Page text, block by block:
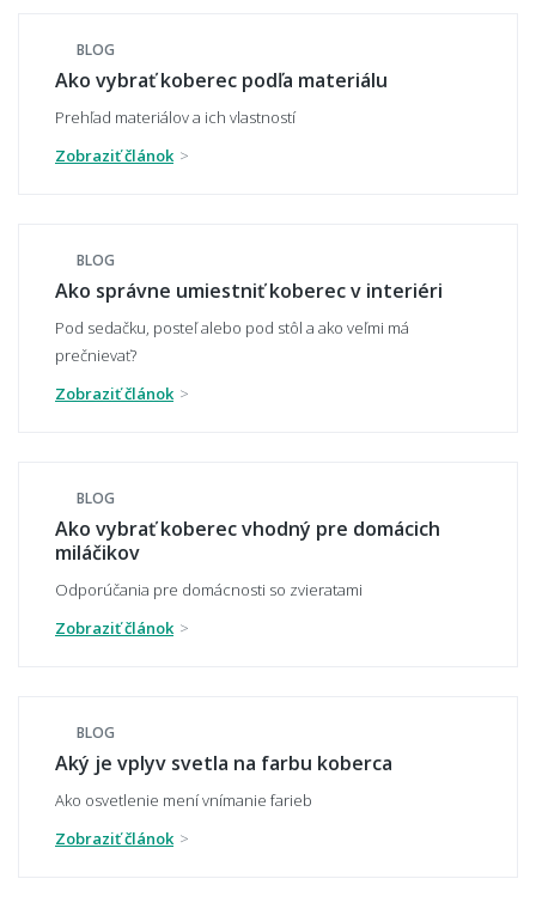
Aký veľký presah má mať koberec pod
Čo ak zvolím zlú veľkosť koberca?
Aký koberec je príjemný na chodenie
naboso?
Aký typ koberca je najpohodlnejší?
🧼 Čistenie a údržba
BLOG
Ako vybrať koberec podľa materiálu
Prehľad materiálov a ich vlastností
Zobraziť článok
BLOG
Ako správne umiestniť koberec v interiéri
Pod sedačku, posteľ alebo pod stôl a ako veľmi má
prečnievať?
Zobraziť článok
BLOG
Ako vybrať koberec vhodný pre domácich
miláčikov
Odporúčania pre domácnosti so zvieratami
Zobraziť článok
BLOG
Aký je vplyv svetla na farbu koberca
Ako osvetlenie mení vnímanie farieb
Zobraziť článok